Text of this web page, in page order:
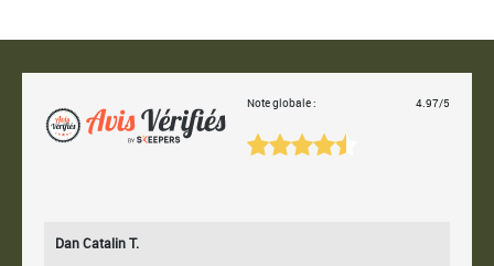
Note globale : 4.97/5
Dan Catalin T.